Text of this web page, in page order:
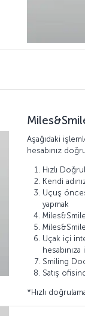
Aşağıdaki
hesabınız
Hızlı
Kendi
Uçuş
yapmak
Uçak içi
Smiling
Satış
*Hızlı